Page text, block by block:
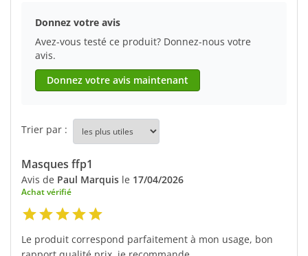
Donnez votre avis
Avez-vous testé ce produit? Donnez-nous votre
avis.
Donnez votre avis maintenant
Trier par :
Masques ffp1
Avis de Paul Marquis le 17/04/2026
Achat vérifié
Le produit correspond parfaitement à mon usage, bon